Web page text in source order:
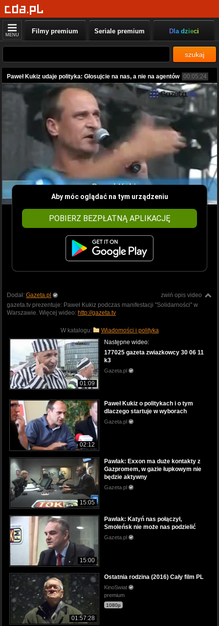
MENU Filmy premium Seriale premium Dla dzieci
szukaj
Paweł Kukiz udaje polityka: Głosujcie na nas, a nie na agentów 00:05:24
Aby móc oglądać na tym urządzeniu
POBIERZ BEZPŁATNĄ APLIKACJĘ
zwiń opis video
Dodał: Gazeta.pl
gazeta.tv prezentuje: Paweł Kukiz podczas manifestacji "Solidarności" w
Warszawie. Więcej wideo: http://gazeta.tv
W katalogu: Wiadomości i polityka
01:09
Następne wideo:
177025 gazeta zwiazkowcy 30 06 11
k3
Gazeta.pl
02:12
Paweł Kukiz o politykach i o tym
dlaczego startuje w wyborach
Gazeta.pl
15:05
Pawlak: Exxon ma duże kontakty z
Gazpromem, w gazie łupkowym nie
będzie aktywny
Gazeta.pl
15:00
Pawlak: Katyń nas połączył,
Smoleńsk nie może nas podzielić
Gazeta.pl
01:57:28
Ostatnia rodzina (2016) Cały film PL
KinoSwiat
premium
1080p